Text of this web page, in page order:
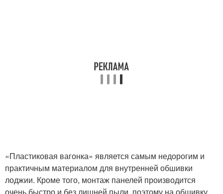
«Пластиковая вагонка» является самым недорогим и
практичным материалом для внутренней обшивки
лоджии. Кроме того, монтаж панелей производится